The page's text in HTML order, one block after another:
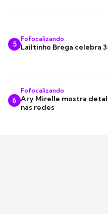
5
Fofocalizando
Lailtinho Brega celebra
6
Fofocalizando
Ary Mirelle mostra
nas redes